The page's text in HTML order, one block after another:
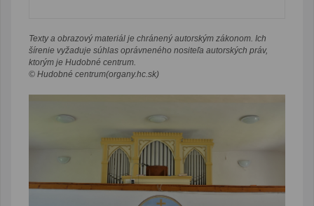
Texty a obrazový materiál je chránený autorským zákonom. Ich
šírenie vyžaduje súhlas oprávneného nositeľa autorských práv,
ktorým je Hudobné centrum.
© Hudobné centrum(organy.hc.sk)